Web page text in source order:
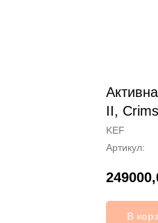
II,
KEF
Артикул:
В